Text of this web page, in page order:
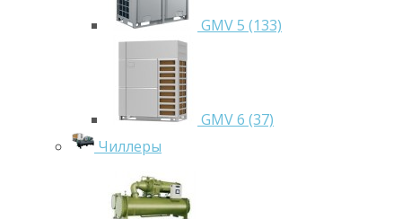
GMV 5 (133)
GMV 6 (37)
Чиллеры